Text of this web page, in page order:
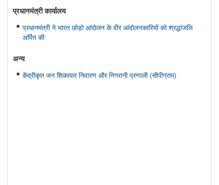
प्रधानमंत्री कार्यालय
प्रधानमंत्री ने भारत छोड़ो आंदोलन के वीर आंदोलनकारियों को श्रद्धांजलि
अर्पित की
अन्य
केंद्रीकृत जन शिकायत निवारण और निगरानी प्रणाली (सीपीग्राम)